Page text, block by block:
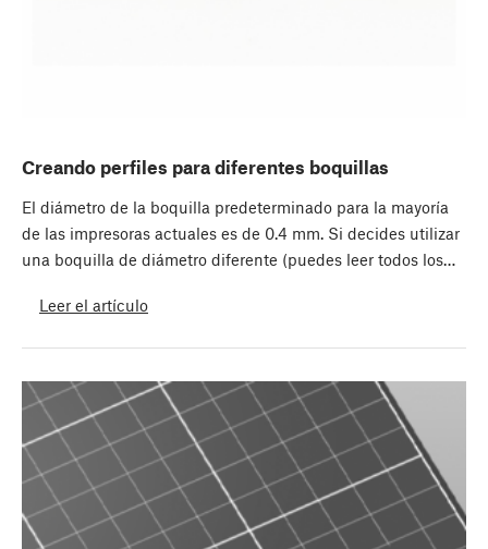
Creando perfiles para diferentes boquillas
El diámetro de la boquilla predeterminado para la mayoría
de las impresoras actuales es de 0.4 mm. Si decides utilizar
una boquilla de diámetro diferente (puedes leer todos los…
Leer el artículo